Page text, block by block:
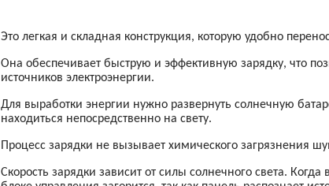
Это легкая и складная конструкция, которую удобно
Она обеспечивает быструю и эффективную зарядку, что
источников электроэнергии.
Для выработки энергии нужно развернуть солнечную
находиться непосредственно на свету.
Процесс зарядки не вызывает химического загрязнения
Скорость зарядки зависит от силы солнечного света.